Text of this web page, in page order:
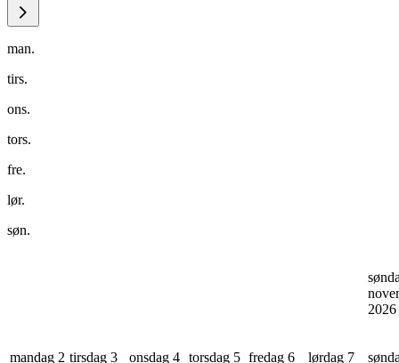
man.
tirs.
ons.
tors.
fre.
lør.
søn.
2026
mandag 2 tirsdag 3
onsdag 4 torsdag 5 fredag 6
lørdag 7